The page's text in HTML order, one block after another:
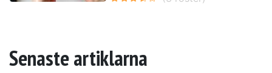
Senaste artiklarna